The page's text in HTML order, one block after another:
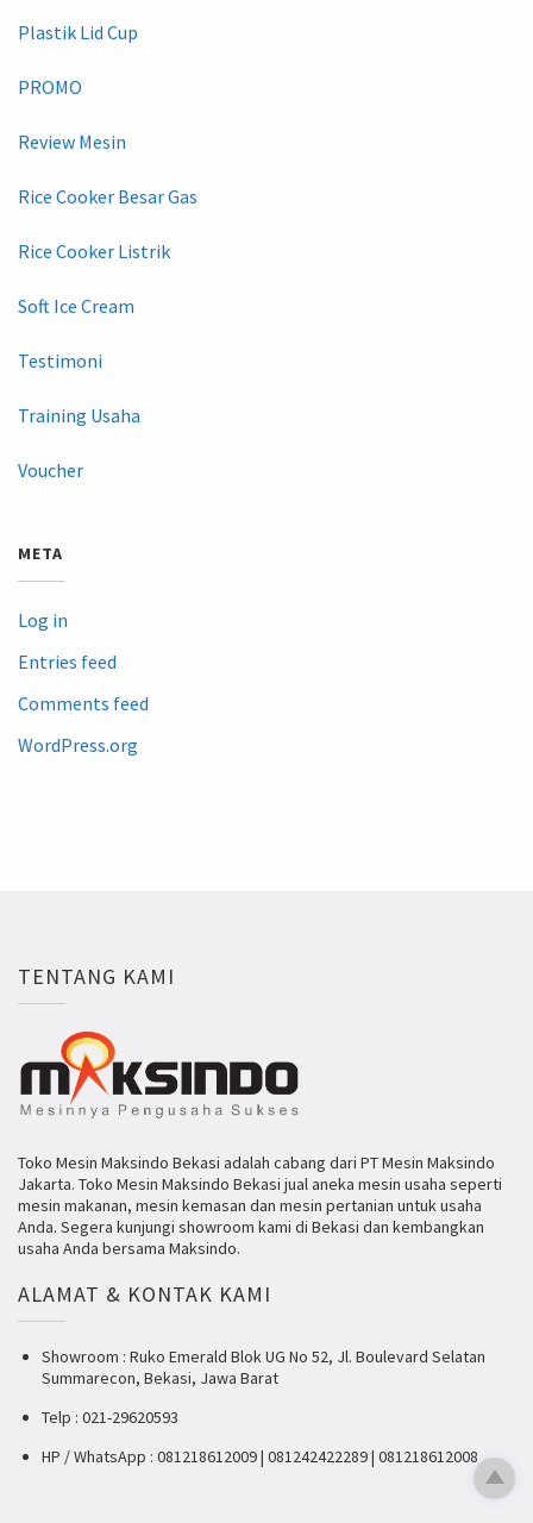
Plastik Lid Cup
PROMO
Review Mesin
Rice Cooker Besar Gas
Rice Cooker Listrik
Soft Ice Cream
Testimoni
Training Usaha
Voucher
META
Log in
Entries feed
Comments feed
WordPress.org
TENTANG KAMI
Toko Mesin Maksindo Bekasi adalah cabang dari PT Mesin Maksindo
Jakarta. Toko Mesin Maksindo Bekasi jual aneka mesin usaha seperti
mesin makanan, mesin kemasan dan mesin pertanian untuk usaha
Anda. Segera kunjungi showroom kami di Bekasi dan kembangkan
usaha Anda bersama Maksindo.
ALAMAT & KONTAK KAMI
Showroom : Ruko Emerald Blok UG No 52, Jl. Boulevard Selatan
Summarecon, Bekasi, Jawa Barat
Telp : 021-29620593
HP / WhatsApp : 081218612009 | 081242422289 | 081218612008